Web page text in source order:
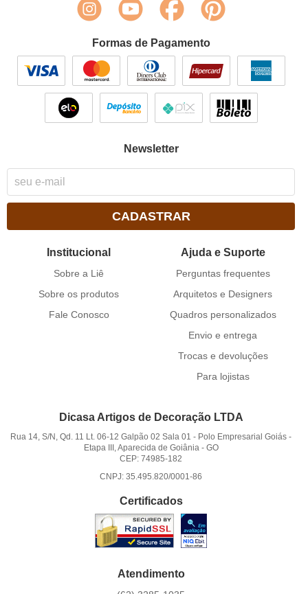
Formas de Pagamento
Newsletter
CADASTRAR
Institucional
Sobre a Liê
Sobre os produtos
Fale Conosco
Ajuda e Suporte
Perguntas frequentes
Arquitetos e Designers
Quadros personalizados
Envio e entrega
Trocas e devoluções
Para lojistas
Dicasa Artigos de Decoração LTDA
Rua 14, S/N, Qd. 11 Lt. 06-12 Galpão 02 Sala 01 - Polo Empresarial Goiás -
Etapa III, Aparecida de Goiânia - GO
CEP: 74985-182
CNPJ: 35.495.820/0001-86
Certificados
Atendimento